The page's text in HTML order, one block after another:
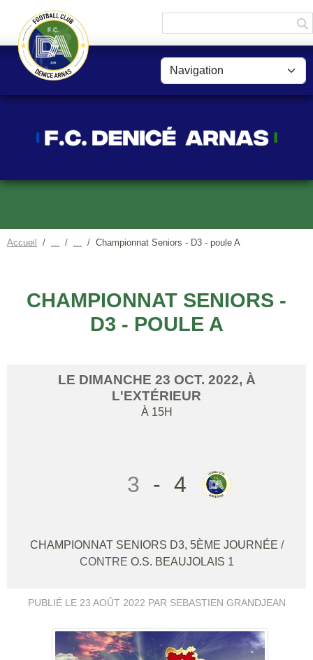
Accueil Championnat Seniors - D3 - poule A
CHAMPIONNAT SENIORS -
D3 - POULE A
LE DIMANCHE 23 OCT. 2022, À
L'EXTÉRIEUR
À 15H
3 - 4
CHAMPIONNAT SENIORS D3, 5ÈME JOURNÉE /
CONTRE O.S. BEAUJOLAIS 1
PUBLIÉ LE 23 AOÛT 2022 PAR SEBASTIEN GRANDJEAN
Panneau de gestion des cookies